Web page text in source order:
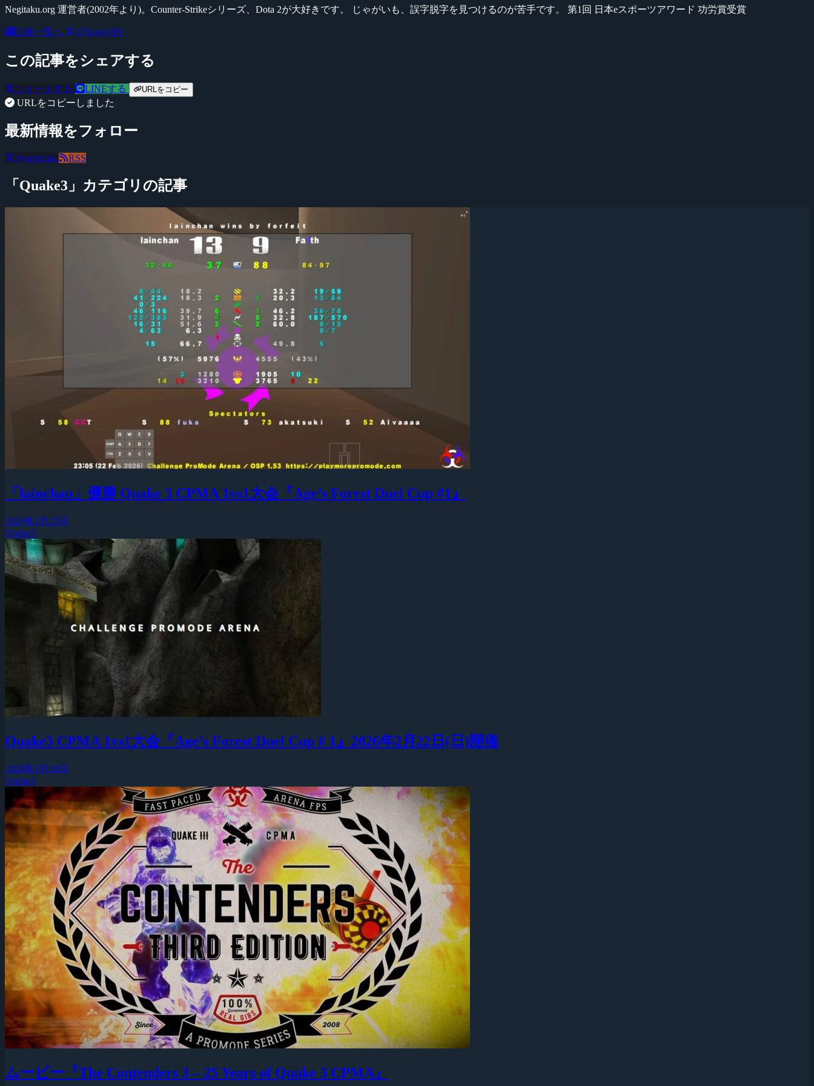
Negitaku.org 運営者(2002年より)。Counter-Strikeシリーズ、Dota 2が大好きです。 じゃがいも、誤字脱字を見つけるのが苦手です。 第1回 日本eスポーツアワード 功労賞受賞
記事一覧へ @YossyFPS
この記事をシェアする
ツイートする LINEする URLをコピー
URLをコピーしました
最新情報をフォロー
@negitaku RSS
「Quake3」カテゴリの記事
「lainchan」優勝 Quake 3 CPMA 1vs1大会『Age’s Forest Duel Cup #1』
2026年2月23日
Quake3
Quake3 CPMA 1vs1大会『Age’s Forest Duel Cup # 1』2026年2月22日(日)開催
2026年1月30日
Quake3
ムービー『The Contenders 3 – 25 Years of Quake 3 CPMA』